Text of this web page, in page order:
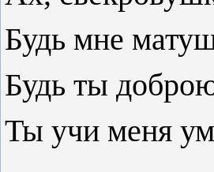
Будь мне
Будь ты
Ты учи меня